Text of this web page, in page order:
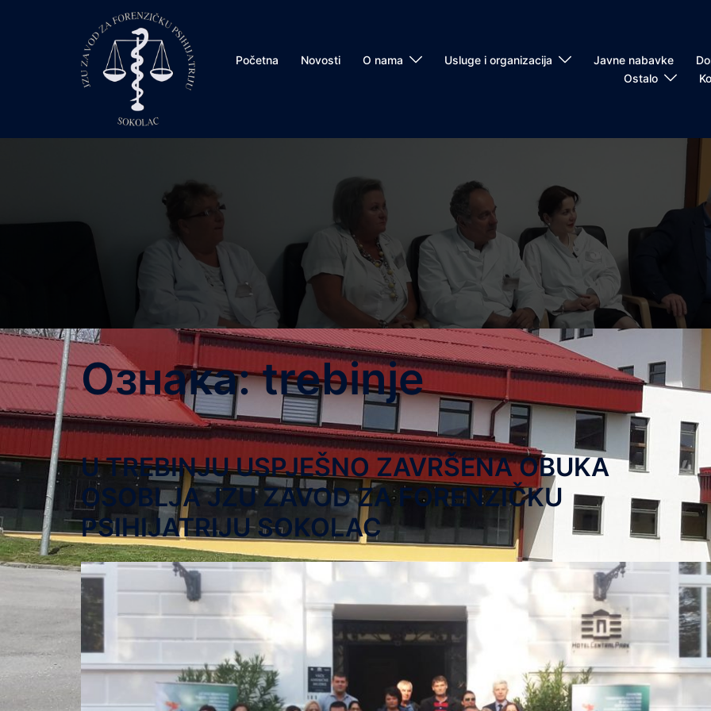
Početna Novosti O nama Usluge i organizacija Javne nabavke
Ostalo
Ознака:trebinje
U TREBINJU USPJEŠNO ZAVRŠENA OBUKA
OSOBLJA JZU ZAVOD ZA FORENZIČKU
PSIHIJATRIJU SOKOLAC